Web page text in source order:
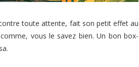
toute attente, fait son petit effet au
vous le savez bien. Un bon box-